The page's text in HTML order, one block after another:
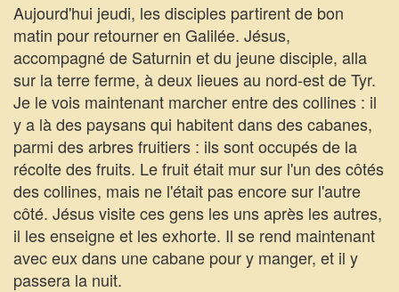
Aujourd'hui jeudi, les disciples partirent de bon
matin pour retourner en Galilée. Jésus,
accompagné de Saturnin et du jeune disciple, alla
sur la terre ferme, à deux lieues au nord-est de Tyr.
Je le vois maintenant marcher entre des collines : il
y a là des paysans qui habitent dans des cabanes,
parmi des arbres fruitiers : ils sont occupés de la
récolte des fruits. Le fruit était mur sur l'un des côtés
des collines, mais ne l'était pas encore sur l'autre
côté. Jésus visite ces gens les uns après les autres,
il les enseigne et les exhorte. Il se rend maintenant
avec eux dans une cabane pour y manger, et il y
passera la nuit.